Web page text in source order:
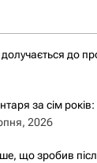
до
за сім
2026
що зробив